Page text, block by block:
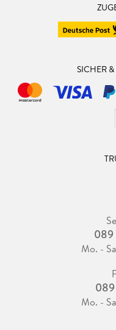
SICHER
089
Mo. -
Mo. -